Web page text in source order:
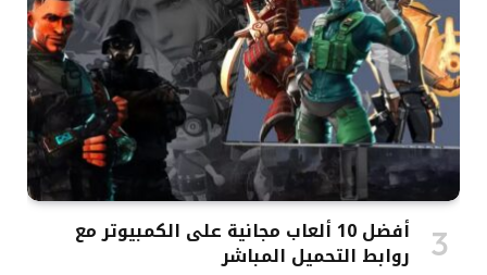
أفضل 10 ألعاب مجانية على الكمبيوتر مع
روابط التحميل المباشر